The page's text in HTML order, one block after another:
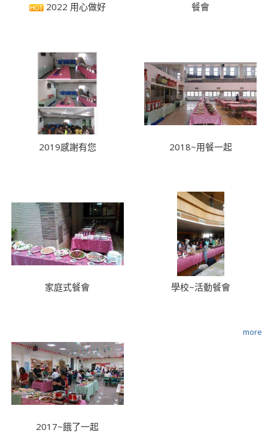
2022 用心做好 餐會
2019感謝有您 2018~用餐一起
家庭式餐會 學校~活動餐會
2017~餓了一起
more